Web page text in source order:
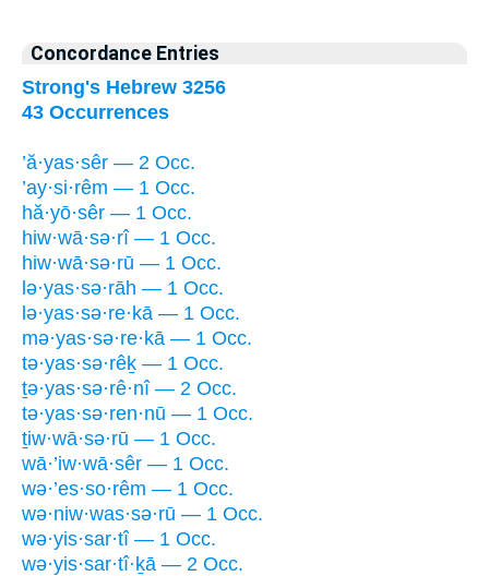
Concordance Entries
Strong's Hebrew 3256
43 Occurrences
’ă·yas·sêr — 2 Occ.
’ay·si·rêm — 1 Occ.
hă·yō·sêr — 1 Occ.
hiw·wā·sə·rî — 1 Occ.
hiw·wā·sə·rū — 1 Occ.
lə·yas·sə·rāh — 1 Occ.
lə·yas·sə·re·kā — 1 Occ.
mə·yas·sə·re·kā — 1 Occ.
tə·yas·sə·rêḵ — 1 Occ.
ṯə·yas·sə·rê·nî — 2 Occ.
tə·yas·sə·ren·nū — 1 Occ.
ṯiw·wā·sə·rū — 1 Occ.
wā·’iw·wā·sêr — 1 Occ.
wə·’es·so·rêm — 1 Occ.
wə·niw·was·sə·rū — 1 Occ.
wə·yis·sar·tî — 1 Occ.
wə·yis·sar·tî·ḵā — 2 Occ.